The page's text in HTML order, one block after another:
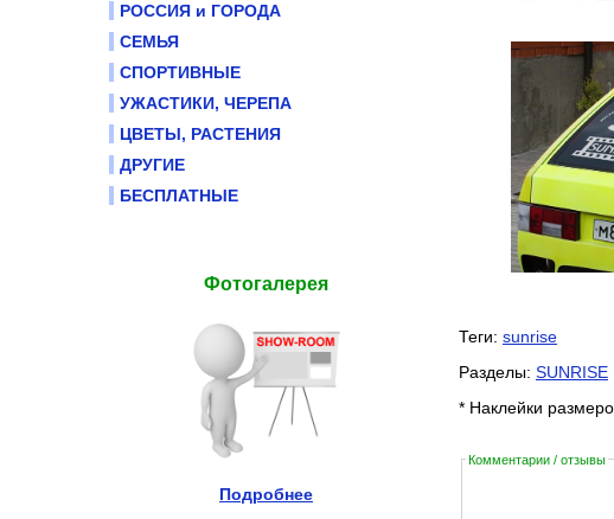
РОССИЯ и ГОРОДА
СЕМЬЯ
СПОРТИВНЫЕ
УЖАСТИКИ, ЧЕРЕПА
ЦВЕТЫ, РАСТЕНИЯ
ДРУГИЕ
БЕСПЛАТНЫЕ
Фотогалерея
Подробнее
Теги: sunrise
Разделы: SUNRISE
* Наклейки
Комментарии / отзывы